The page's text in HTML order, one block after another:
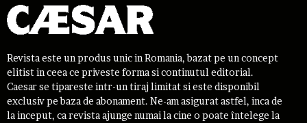
Revista este un produs unic in Romania, bazat pe un concept
elitist in ceea ce priveste forma si continutul editorial.
Caesar se tipareste intr-un tiraj limitat si este disponibil
exclusiv pe baza de abonament. Ne-am asigurat astfel, inca de
la inceput, ca revista ajunge numai la cine o poate întelege la